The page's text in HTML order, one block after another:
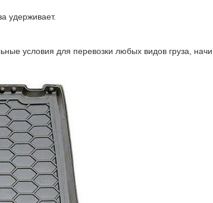
удерживает.
условия для перевозки любых видов груза,